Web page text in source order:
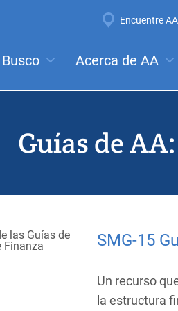
Super
Navigation
Encuentre
Mega
Busco Acerca de AA
Guías de
SMG-15
Un recurso
la estructura